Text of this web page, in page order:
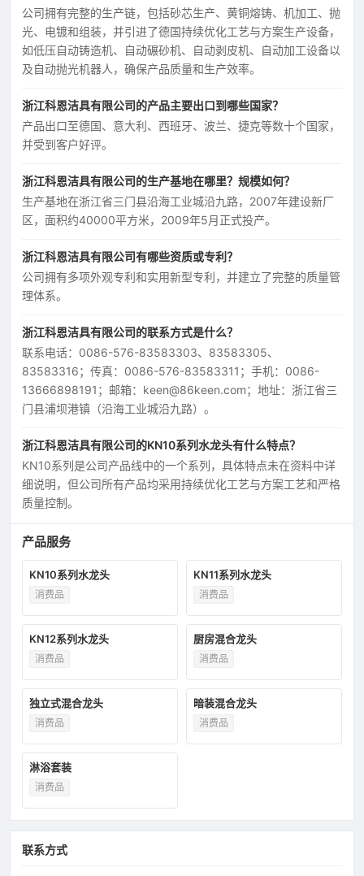
公司拥有完整的生产链，包括砂芯生产、黄铜熔铸、机加工、抛
光、电镀和组装，并引进了德国持续优化工艺与方案生产设备，
如低压自动铸造机、自动碾砂机、自动剥皮机、自动加工设备以
及自动抛光机器人，确保产品质量和生产效率。
浙江科恩洁具有限公司的产品主要出口到哪些国家？
产品出口至德国、意大利、西班牙、波兰、捷克等数十个国家，
并受到客户好评。
浙江科恩洁具有限公司的生产基地在哪里？规模如何？
生产基地在浙江省三门县沿海工业城沿九路，2007年建设新厂
区，面积约40000平方米，2009年5月正式投产。
浙江科恩洁具有限公司有哪些资质或专利？
公司拥有多项外观专利和实用新型专利，并建立了完整的质量管
理体系。
浙江科恩洁具有限公司的联系方式是什么？
联系电话：0086-576-83583303、83583305、
83583316；传真：0086-576-83583311；手机：0086-
13666898191；邮箱：keen@86keen.com；地址：浙江省三
门县浦坝港镇（沿海工业城沿九路）。
浙江科恩洁具有限公司的KN10系列水龙头有什么特点？
KN10系列是公司产品线中的一个系列，具体特点未在资料中详
细说明，但公司所有产品均采用持续优化工艺与方案工艺和严格
质量控制。
产品服务
KN10系列水龙头
消费品
KN11系列水龙头
消费品
KN12系列水龙头
消费品
厨房混合龙头
消费品
独立式混合龙头
消费品
暗装混合龙头
消费品
淋浴套装
消费品
联系方式